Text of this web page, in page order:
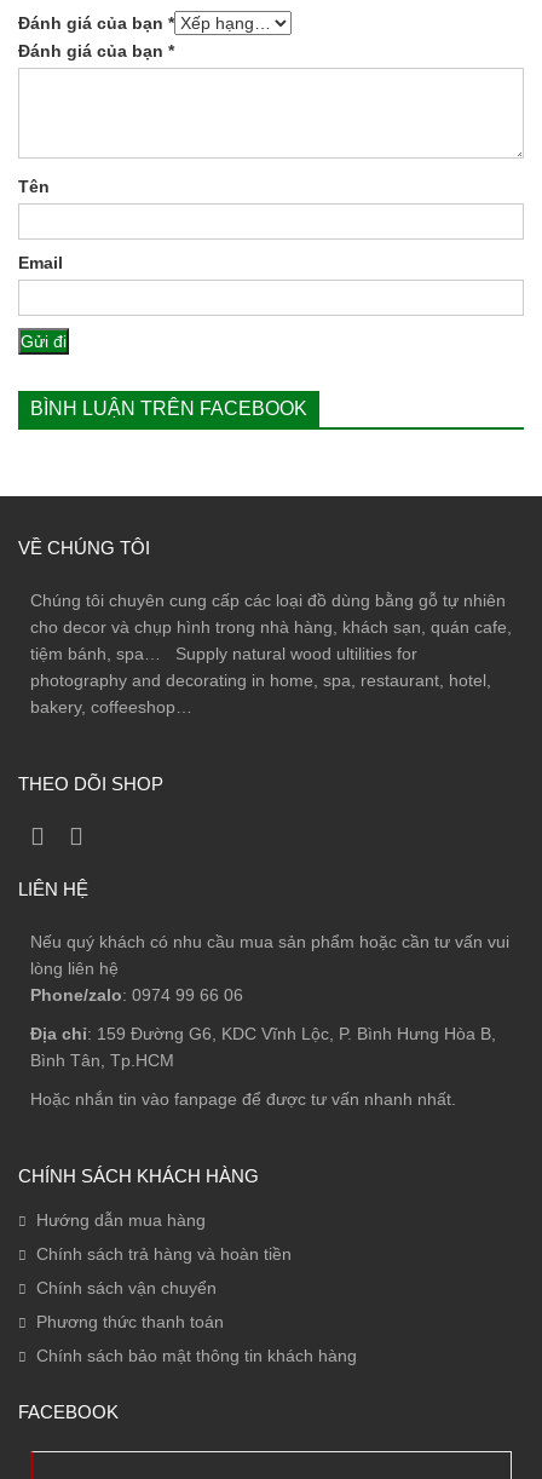
Đánh giá của bạn *
Đánh giá của bạn *
Tên
Email
BÌNH LUẬN TRÊN FACEBOOK
VỀ CHÚNG TÔI
Chúng tôi chuyên cung cấp các loại đồ dùng bằng gỗ tự nhiên
cho decor và chụp hình trong nhà hàng, khách sạn, quán cafe,
tiệm bánh, spa… Supply natural wood ultilities for
photography and decorating in home, spa, restaurant, hotel,
bakery, coffeeshop…
THEO DÕI SHOP
LIÊN HỆ
Nếu quý khách có nhu cầu mua sản phẩm hoặc cần tư vấn vui
lòng liên hệ
Phone/zalo: 0974 99 66 06
Địa chỉ: 159 Đường G6, KDC Vĩnh Lộc, P. Bình Hưng Hòa B,
Bình Tân, Tp.HCM
Hoặc nhắn tin vào fanpage để được tư vấn nhanh nhất.
CHÍNH SÁCH KHÁCH HÀNG
Hướng dẫn mua hàng
Chính sách trả hàng và hoàn tiền
Chính sách vận chuyển
Phương thức thanh toán
Chính sách bảo mật thông tin khách hàng
FACEBOOK